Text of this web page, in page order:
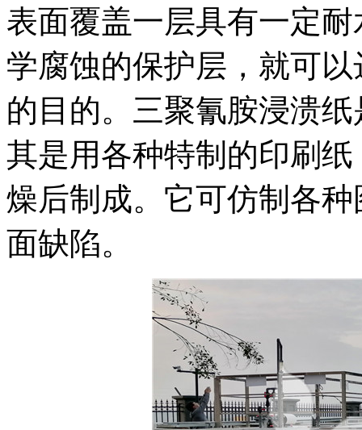
表面覆盖一层具有一定
学腐蚀的保护层，就可
的目的。三聚氰胺浸溃
其是用各种特制的印刷
燥后制成。它可仿制各
面缺陷。